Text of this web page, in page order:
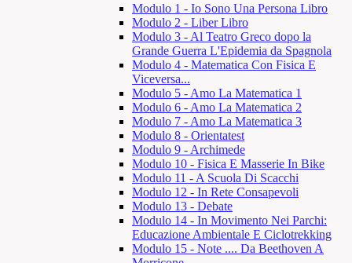
Modulo 1 - Io Sono Una Persona Libro
Modulo 2 - Liber Libro
Modulo 3 - Al Teatro Greco dopo la
Grande Guerra L'Epidemia da Spagnola
Modulo 4 - Matematica Con Fisica E
Viceversa...
Modulo 5 - Amo La Matematica 1
Modulo 6 - Amo La Matematica 2
Modulo 7 - Amo La Matematica 3
Modulo 8 - Orientatest
Modulo 9 - Archimede
Modulo 10 - Fisica E Masserie In Bike
Modulo 11 - A Scuola Di Scacchi
Modulo 12 - In Rete Consapevoli
Modulo 13 - Debate
Modulo 14 - In Movimento Nei Parchi:
Educazione Ambientale E Ciclotrekking
Modulo 15 - Note .... Da Beethoven A